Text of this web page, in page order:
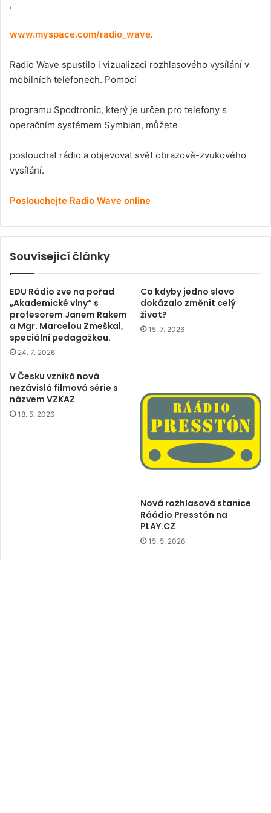
,
www.myspace.com/radio_wave.
Radio Wave spustilo i vizualizaci rozhlasového vysílání v
mobilních telefonech. Pomocí
programu Spodtronic, který je určen pro telefony s
operačním systémem Symbian, můžete
poslouchat rádio a objevovat svět obrazově-zvukového
vysílání.
Poslouchejte Radio Wave online
Související články
EDU Rádio zve na pořad
„Akademické vlny“ s
profesorem Janem Rakem
a Mgr. Marcelou Zmeškal,
speciální pedagožkou.
24. 7. 2026
Co kdyby jedno slovo
dokázalo změnit celý
život?
15. 7. 2026
V Česku vzniká nová
nezávislá filmová série s
názvem VZKAZ
18. 5. 2026
Nová rozhlasová stanice
Ráádio Presstón na
PLAY.CZ
15. 5. 2026